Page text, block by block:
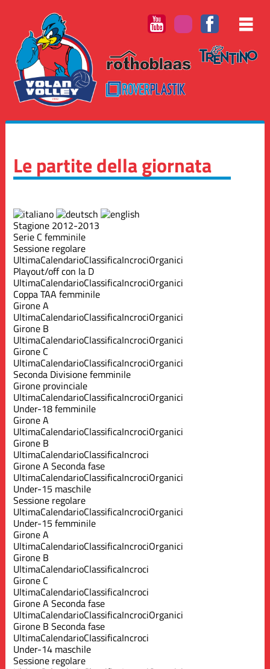
Le partite della giornata
Stagione 2012-2013
Serie C femminile
Sessione regolare
UltimaCalendarioClassificaIncrociOrganici
Playout/off con la D
UltimaCalendarioClassificaIncrociOrganici
Coppa TAA femminile
Girone A
UltimaCalendarioClassificaIncrociOrganici
Girone B
UltimaCalendarioClassificaIncrociOrganici
Girone C
UltimaCalendarioClassificaIncrociOrganici
Seconda Divisione femminile
Girone provinciale
UltimaCalendarioClassificaIncrociOrganici
Under-18 femminile
Girone A
UltimaCalendarioClassificaIncrociOrganici
Girone B
UltimaCalendarioClassificaIncroci
Girone A Seconda fase
UltimaCalendarioClassificaIncrociOrganici
Under-15 maschile
Sessione regolare
UltimaCalendarioClassificaIncrociOrganici
Under-15 femminile
Girone A
UltimaCalendarioClassificaIncrociOrganici
Girone B
UltimaCalendarioClassificaIncroci
Girone C
UltimaCalendarioClassificaIncroci
Girone A Seconda fase
UltimaCalendarioClassificaIncrociOrganici
Girone B Seconda fase
UltimaCalendarioClassificaIncroci
Under-14 maschile
Sessione regolare